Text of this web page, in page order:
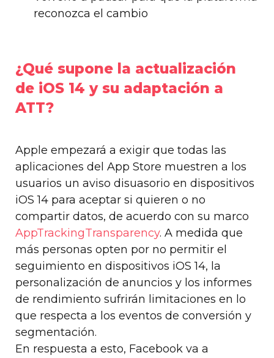
reconozca el cambio
¿Qué supone la actualización
de iOS 14 y su adaptación a
ATT?
Apple empezará a exigir que todas las
aplicaciones del App Store muestren a los
usuarios un aviso disuasorio en dispositivos
iOS 14 para aceptar si quieren o no
compartir datos, de acuerdo con su marco
AppTrackingTransparency. A medida que
más personas opten por no permitir el
seguimiento en dispositivos iOS 14, la
personalización de anuncios y los informes
de rendimiento sufrirán limitaciones en lo
que respecta a los eventos de conversión y
segmentación.
En respuesta a esto, Facebook va a